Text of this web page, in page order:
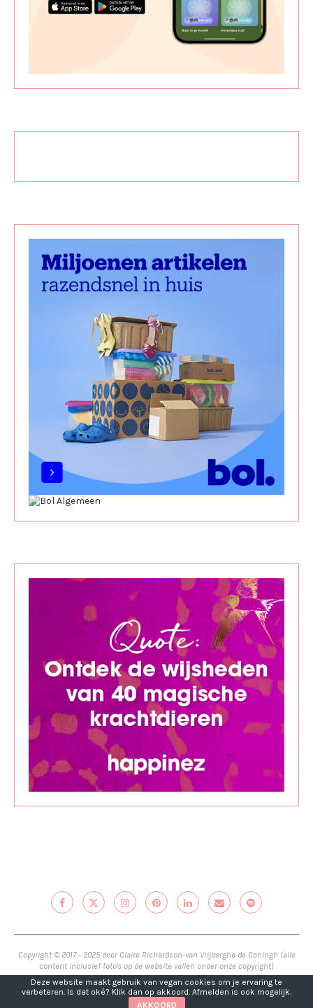
Copyright © 2017 - 2025 door Claire Richardson-van Vrijberghe de Coningh (alle
content inclusief foto's op de website vallen onder onze copyright)
TERUG NAAR BOVEN
Deze website maakt gebruik van vegan cookies om je ervaring te
verbeteren. Is dat oké? Klik dan op akkoord. Afmelden is ook mogelijk.
AKKOORD